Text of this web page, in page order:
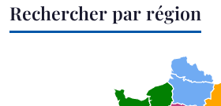
Rechercher par région